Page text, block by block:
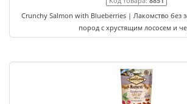
Crunchy Salmon with Blueberries | Лакомство без
пород с хрустящим лососем и